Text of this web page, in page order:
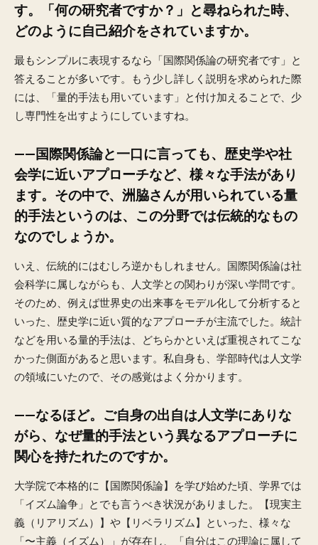
す。「何の研究者ですか？」と尋ねられた時、
どのように自己紹介をされていますか。
最もシンプルに表現するなら「国際関係論の研究者です」と
答えることが多いです。もう少し詳しく説明を求められた際
には、「量的手法も用いています」と付け加えることで、少
し専門性を出すようにしていますね。
——国際関係論と一口に言っても、歴史学や社
会学に近いアプローチなど、様々な手法があり
ます。その中で、洲脇さんが用いられている量
的手法というのは、この分野では伝統的なもの
なのでしょうか。
いえ、伝統的にはむしろ逆かもしれません。国際関係論は社
会科学に属しながらも、人文学との関わりが深い学問です。
そのため、例えば世界史の出来事をモデル化して分析すると
いった、歴史学に近い質的なアプローチが主流でした。統計
などを用いる量的手法は、どちらかといえば重視されてこな
かった側面があると思います。私自身も、学部時代は人文学
の領域にいたので、その感覚はよく分かります。
——なるほど。ご自身の出自は人文学にありな
がら、なぜ量的手法という異なるアプローチに
関心を持たれたのですか。
大学院で本格的に【国際関係論】を学び始めた頃、学界では
「イズム論争」とでも言うべき状況がありました。【現実主
義（リアリズム）】や【リベラリズム】といった、様々な
「〜主義（イズム）」が存在し、「自分はこの理論に属して